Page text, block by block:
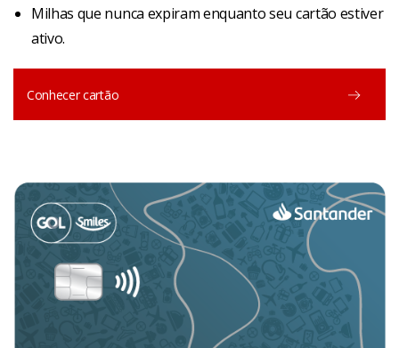
Milhas que nunca expiram enquanto seu cartão estiver
ativo.
Conhecer cartão